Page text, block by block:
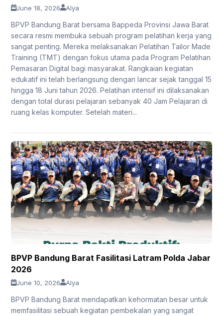
June 18, 2026 Alya
BPVP Bandung Barat bersama Bappeda Provinsi Jawa Barat
secara resmi membuka sebuah program pelatihan kerja yang
sangat penting. Mereka melaksanakan Pelatihan Tailor Made
Training (TMT) dengan fokus utama pada Program Pelatihan
Pemasaran Digital bagi masyarakat. Rangkaian kegiatan
edukatif ini telah berlangsung dengan lancar sejak tanggal 15
hingga 18 Juni tahun 2026. Pelatihan intensif ini dilaksanakan
dengan total durasi pelajaran sebanyak 40 Jam Pelajaran di
ruang kelas komputer. Setelah materi...
BPVP Bandung Barat Fasilitasi Latram Polda Jabar
2026
June 10, 2026 Alya
BPVP Bandung Barat mendapatkan kehormatan besar untuk
memfasilitasi sebuah kegiatan pembekalan yang sangat